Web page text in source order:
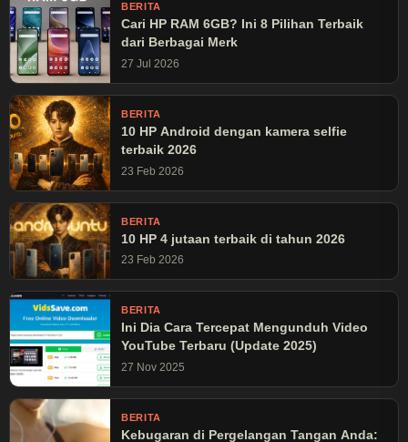
BERITA
Cari HP RAM 6GB? Ini 8 Pilihan Terbaik
dari Berbagai Merk
27 Jul 2026
BERITA
10 HP Android dengan kamera selfie
terbaik 2026
23 Feb 2026
BERITA
10 HP 4 jutaan terbaik di tahun 2026
23 Feb 2026
BERITA
Ini Dia Cara Tercepat Mengunduh Video
YouTube Terbaru (Update 2025)
27 Nov 2025
BERITA
Kebugaran di Pergelangan Tangan Anda: